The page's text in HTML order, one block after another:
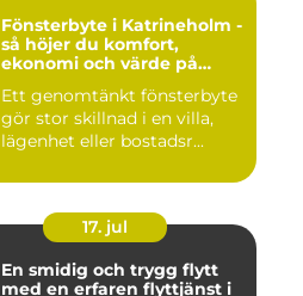
Fönsterbyte i Katrineholm -
så höjer du komfort,
ekonomi och värde på
Ett genomtänkt fönsterbyte
gör stor skillnad i en villa,
lägenhet eller bostadsr...
17. jul
En smidig och trygg flytt
med en erfaren flyttjänst i